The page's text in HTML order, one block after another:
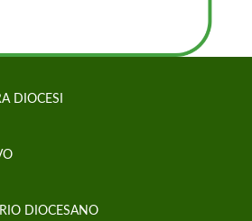
DIOCESI
DIOCESANO